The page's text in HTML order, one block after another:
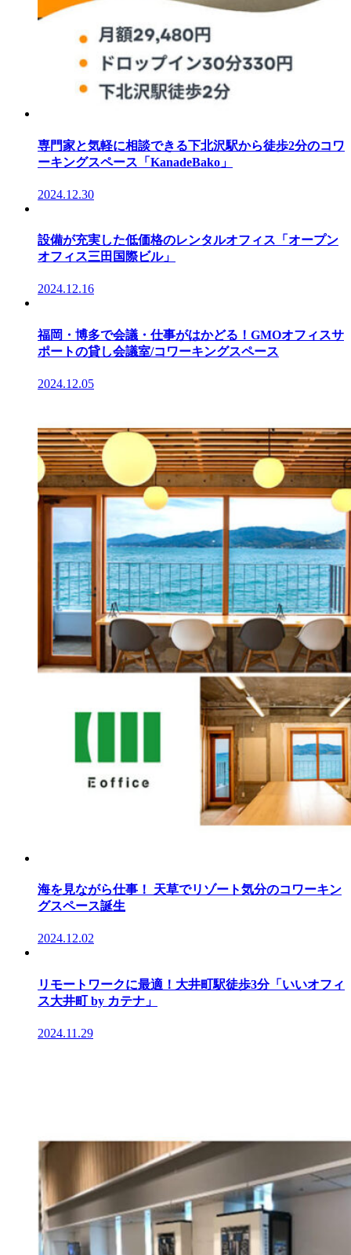
専門家と気軽に相談できる下北沢駅から徒歩2分のコワ
ーキングスペース「KanadeBako」
2024.12.30
設備が充実した低価格のレンタルオフィス「オープン
オフィス三田国際ビル」
2024.12.16
福岡・博多で会議・仕事がはかどる！GMOオフィスサ
ポートの貸し会議室/コワーキングスペース
2024.12.05
海を見ながら仕事！ 天草でリゾート気分のコワーキン
グスペース誕生
2024.12.02
リモートワークに最適！大井町駅徒歩3分「いいオフィ
ス大井町 by カテナ」
2024.11.29